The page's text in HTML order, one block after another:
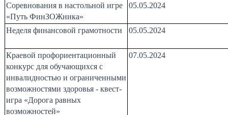
Соревнования в настольной игре
«Путь ФинЗОЖника»
05.05.2024
Неделя финансовой грамотности 05.05.2024
Краевой профориентационный
конкурс для обучающихся с
инвалидностью и ограниченными
возможностями здоровья - квест-
игра «Дорога равных
возможностей»
07.05.2024